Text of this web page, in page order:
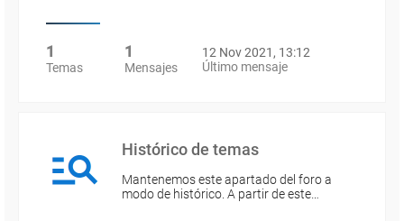
1
Temas
1
Mensajes
12 Nov 2021, 13:12
Último mensaje
Histórico de temas
Mantenemos este apartado del foro a
modo de histórico. A partir de este…